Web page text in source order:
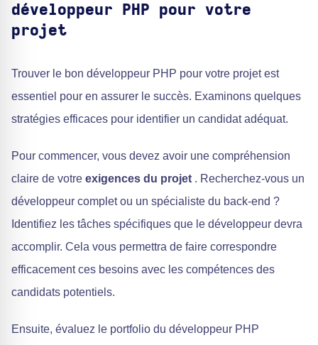
développeur PHP pour votre
projet
Trouver le bon développeur PHP pour votre projet est
essentiel pour en assurer le succès. Examinons quelques
stratégies efficaces pour identifier un candidat adéquat.
Pour commencer, vous devez avoir une compréhension
claire de votre exigences du projet . Recherchez-vous un
développeur complet ou un spécialiste du back-end ?
Identifiez les tâches spécifiques que le développeur devra
accomplir. Cela vous permettra de faire correspondre
efficacement ces besoins avec les compétences des
candidats potentiels.
Ensuite, évaluez le portfolio du développeur PHP